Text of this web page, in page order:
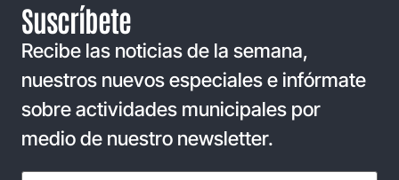
Suscríbete
Recibe las noticias de la semana,
nuestros nuevos especiales e infórmate
sobre actividades municipales por
medio de nuestro newsletter.